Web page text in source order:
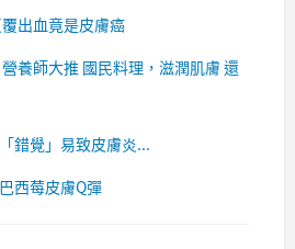
出血竟是皮膚癌
養師大推 國民料理，滋潤肌膚 還
錯覺」易致皮膚炎...
西莓皮膚Q彈